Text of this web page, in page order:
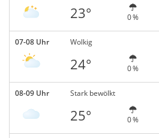
23° 0 %
07-08 Uhr Wolkig
24° 0 %
08-09 Uhr Stark bewölkt
25° 0 %